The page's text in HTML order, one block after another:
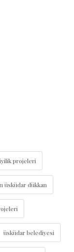
iyilik projeleri
üsküdar dükkan
üsküdar belediyesi